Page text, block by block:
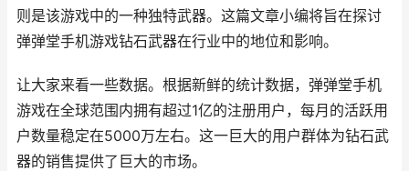
则是该游戏中的一种独特武器。这篇文章小编将旨在探讨
弹弹堂手机游戏钻石武器在行业中的地位和影响。
让大家来看一些数据。根据新鲜的统计数据，弹弹堂手机
游戏在全球范围内拥有超过1亿的注册用户，每月的活跃用
户数量稳定在5000万左右。这一巨大的用户群体为钻石武
器的销售提供了巨大的市场。